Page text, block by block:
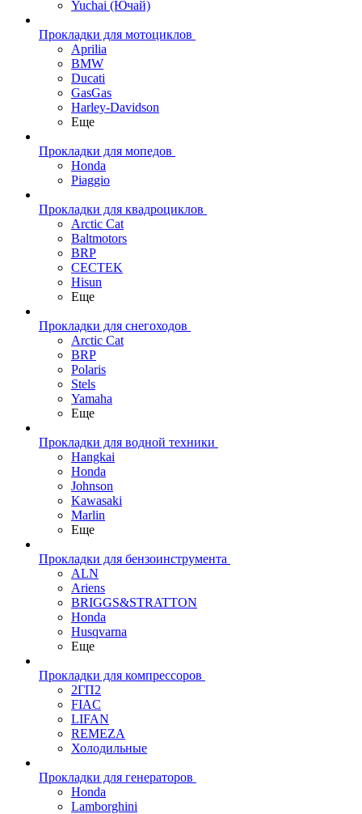
Yuchai (Ючай)
Прокладки для мотоциклов
Aprilia
BMW
Ducati
GasGas
Harley-Davidson
Еще
Прокладки для мопедов
Honda
Piaggio
Прокладки для квадроциклов
Arctic Cat
Baltmotors
BRP
CECTEK
Hisun
Еще
Прокладки для снегоходов
Arctic Cat
BRP
Polaris
Stels
Yamaha
Еще
Прокладки для водной техники
Hangkai
Honda
Johnson
Kawasaki
Marlin
Еще
Прокладки для бензоинструмента
ALN
Ariens
BRIGGS&STRATTON
Honda
Husqvarna
Еще
Прокладки для компрессоров
2ГП2
FIAC
LIFAN
REMEZA
Холодильные
Прокладки для генераторов
Honda
Lamborghini